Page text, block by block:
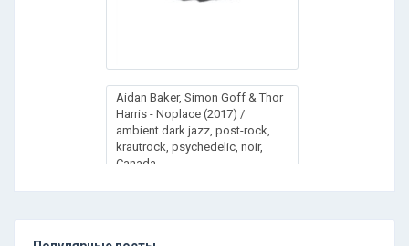
Aidan Baker, Simon Goff & Thor
Harris - Noplace (2017) /
ambient dark jazz, post-rock,
krautrock, psychedelic, noir,
Canada